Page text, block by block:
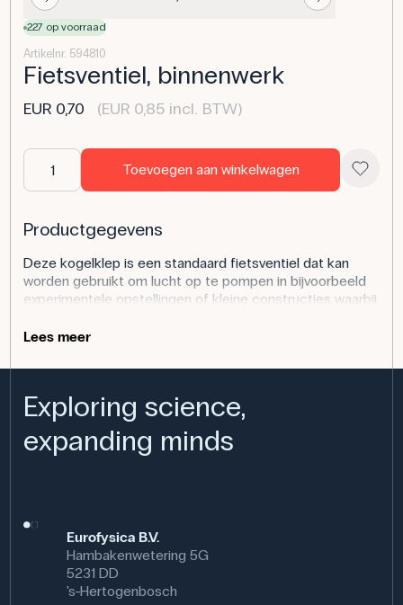
227 op voorraad
Artikelnr. 594810
Fietsventiel, binnenwerk
EUR 0,70 (EUR 0,85 incl. BTW)
Toevoegen aan winkelwagen
Productgegevens
Deze kogelklep is een standaard fietsventiel dat kan
worden gebruikt om lucht op te pompen in bijvoorbeeld
experimentele opstellingen of kleine constructies waarbij
zonder slang en kan eenvoudig worden opgenomen in
worden geregeld.
Toepassing van het product
In natuurkundelessen kan het ventiel worden gebruikt bij
experimenten met druk, volume en gaswetten. Leerlingen
gepompt.
Het ventiel is ook handig bij techniekprojecten waarbij
leerlingen modellen bouwen waarvoor de luchttoevoer
moet worden geregeld, zoals eenvoudige raketten,
Lees meer
Exploring science,
expanding minds
Eurofysica B.V.
Hambakenwetering 5G
5231 DD
's-Hertogenbosch